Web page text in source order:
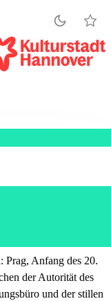
Anfang des 20.
der Autorität des
und der stillen